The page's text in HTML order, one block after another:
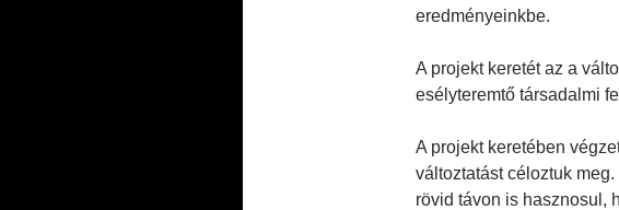
eredményeinkbe.
A projekt keretét az a
esélyteremtő társadalmi
A projekt keretében
változtatást céloztuk
rövid távon is hasznosul,